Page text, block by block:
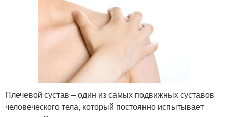
Плечевой сустав – один из самых подвижных суставов
человеческого тела, который постоянно испытывает